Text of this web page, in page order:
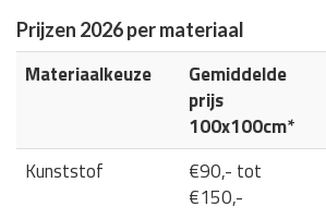
Prijzen 2026 per materiaal
Materiaalkeuze
Gemiddelde
prijs
100x100cm*
Kunststof
€90,- tot
€150,-